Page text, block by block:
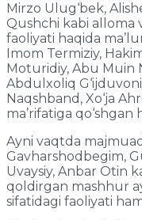
Mirzo Ulug‘bek,
Qushchi kabi alloma
faoliyati haqida
Imom Termiziy,
Moturidiy, Abu Muin
Abdulxoliq
Naqshband, Xo‘ja
ma’rifatiga qo‘shgan
Ayni vaqtda
Gavharshodbegim,
Uvaysiy, Anbar Otin
qoldirgan mashhur
sifatidagi faoliyati